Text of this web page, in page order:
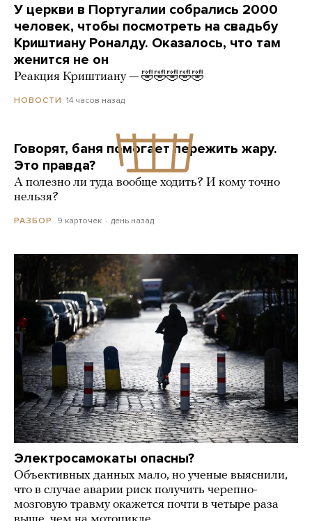
У церкви в Португалии собрались 2000
человек, чтобы посмотреть на свадьбу
Криштиану Роналду. Оказалось, что там
женится не он
Реакция Криштиану — 🤣🤣🤣🤣🤣
НОВОСТИ 14 часов назад
Говорят, баня помогает пережить жару.
Это правда?
А полезно ли туда вообще ходить? И кому точно
нельзя?
РАЗБОР 9 карточек день назад
Электросамокаты опасны?
Объективных данных мало, но ученые выяснили,
что в случае аварии риск получить черепно-
мозговую травму окажется почти в четыре раза